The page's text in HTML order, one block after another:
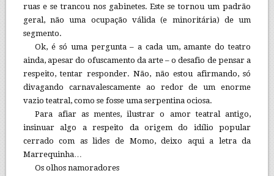
ruas e se trancou nos gabinetes. Este se tornou um padrão
geral, não uma ocupação válida (e minoritária) de um
segmento.
Ok, é só uma pergunta – a cada um, amante do teatro
ainda, apesar do ofuscamento da arte – o desafio de pensar a
respeito, tentar responder. Não, não estou afirmando, só
divagando carnavalescamente ao redor de um enorme
vazio teatral, como se fosse uma serpentina ociosa.
Para afiar as mentes, ilustrar o amor teatral antigo,
insinuar algo a respeito da origem do idílio popular
cerrado com as lides de Momo, deixo aqui a letra da
Marrequinha…
Os olhos namoradores